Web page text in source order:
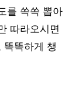
를 쏙쏙 뽑아
따라오시면
똑똑하게 챙